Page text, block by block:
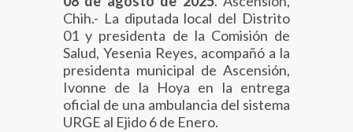
Chih.- La diputada local del Distrito
01 y presidenta de la Comisión de
Salud, Yesenia Reyes, acompañó a la
presidenta municipal de Ascensión,
Ivonne de la Hoya en la entrega
oficial de una ambulancia del sistema
URGE al Ejido 6 de Enero.